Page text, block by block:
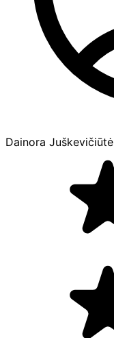
Dainora Juškevičiūtė